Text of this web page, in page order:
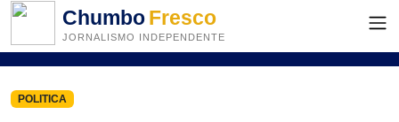
ChumboFresco
JORNALISMO INDEPENDENTE
POLITICA